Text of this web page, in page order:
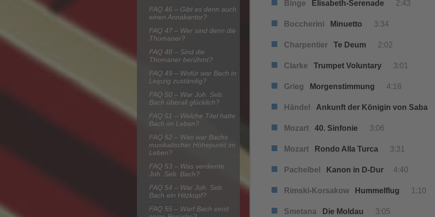
FAQ 46 – Gibt es denn auch
einen Annakantor?
FAQ 47 – Wer sind denn die
Thomaner?
FAQ 48 – Sind die
Thomaner berühmt?
FAQ 49 – Wofür war Bach in
Leipzig zuständig?
FAQ 50 – War Joh. Seb.
Bach überall glücklich?
FAQ 51 – Welche Titel hatte
Bach im Leben?
FAQ 52 – Was war Bachs
musikalischer Höhepunkt im
Leben?
FAQ 53 – Was verdiente
Joh. Seb. Bach?
FAQ 54 – War Joh. Seb.
Bach ein Hitzkopf?
FAQ 55 – Warf Bach einst
Binge Elisabeth-Serenade 2:43
■ Boccherini Minuetto 3:34
■ Charpentier Te Deum 2:02
■ Clarke Trumpet Voluntary 3:01
■ Grieg Morgenstimmung 4:18
■ Händel Ankunft der Königin von Saba
■ Mozart 40. Sinfonie 3:06
■ Mozart Rondo Alla Turca 3:31
■ Pachelbel Kanon in D-Dur 4:40
■ Rimski-Korsakow Hummelflug 1:10
■ Smetana Die Moldau 3:05